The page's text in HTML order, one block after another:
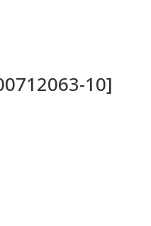
10]